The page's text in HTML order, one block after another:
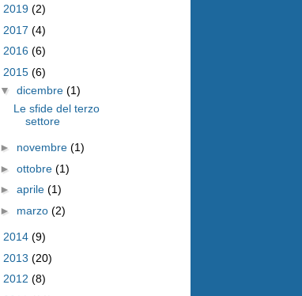
2019 (2)
2017 (4)
2016 (6)
2015 (6)
▼ dicembre (1)
Le sfide del terzo
settore
► novembre (1)
► ottobre (1)
► aprile (1)
► marzo (2)
2014 (9)
2013 (20)
2012 (8)